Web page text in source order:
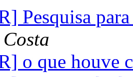
Pesquisa
o que houve